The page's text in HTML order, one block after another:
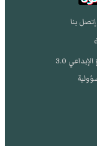
إتصل بنا
3.0